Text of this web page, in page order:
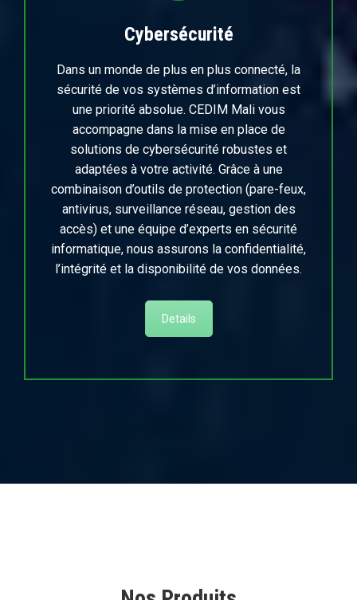
Cybersécurité
Dans un monde de plus en plus connecté, la
sécurité de vos systèmes d’information est
une priorité absolue. CEDIM Mali vous
accompagne dans la mise en place de
solutions de cybersécurité robustes et
adaptées à votre activité. Grâce à une
combinaison d’outils de protection (pare-feux,
antivirus, surveillance réseau, gestion des
accès) et une équipe d’experts en sécurité
informatique, nous assurons la confidentialité,
l’intégrité et la disponibilité de vos données.
Details